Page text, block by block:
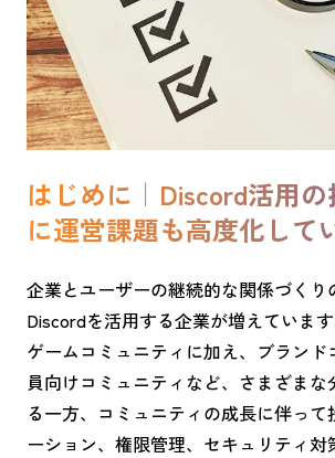
はじめに｜Discord活用
に運営課題も高度化して
企業とユーザーの継続的な関係づくり
Discordを活用する企業が増えています
ゲームコミュニティに加え、ブランド
員向けコミュニティなど、さまざま
る一方、コミュニティの成長に伴って
ーション、権限管理、セキュリティ対